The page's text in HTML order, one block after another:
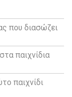
που διασώζει
παιχνίδια
παιχνίδι